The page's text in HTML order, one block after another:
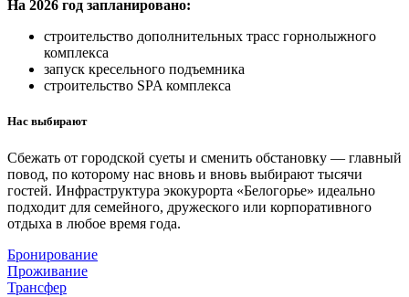
На 2026 год запланировано:
строительство дополнительных трасс горнолыжного
комплекса
запуск кресельного подъемника
строительство SPA комплекса
Нас выбирают
Сбежать от городской суеты и сменить обстановку — главный
повод, по которому нас вновь и вновь выбирают тысячи
гостей. Инфраструктура экокурорта «Белогорье» идеально
подходит для семейного, дружеского или корпоративного
отдыха в любое время года.
Бронирование
Проживание
Трансфер